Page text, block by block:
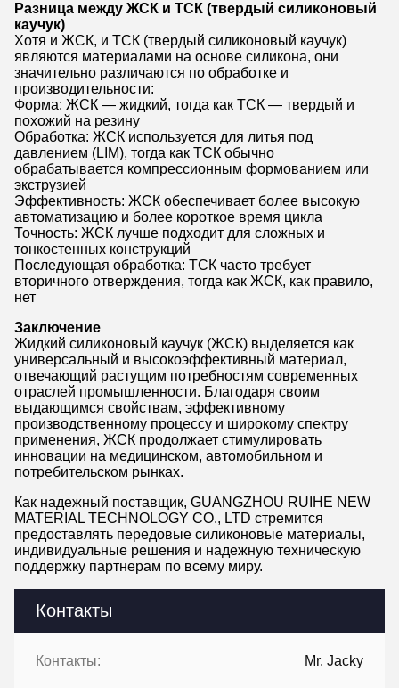
Контакты
Контакты: Mr. Jacky
Разница между ЖСК и ТСК (твердый силиконовый
каучук)
Хотя и ЖСК, и ТСК (твердый силиконовый каучук)
являются материалами на основе силикона, они
значительно различаются по обработке и
производительности:
Форма: ЖСК — жидкий, тогда как ТСК — твердый и
похожий на резину
Обработка: ЖСК используется для литья под
давлением (LIM), тогда как ТСК обычно
обрабатывается компрессионным формованием или
экструзией
Эффективность: ЖСК обеспечивает более высокую
автоматизацию и более короткое время цикла
Точность: ЖСК лучше подходит для сложных и
тонкостенных конструкций
Последующая обработка: ТСК часто требует
вторичного отверждения, тогда как ЖСК, как правило,
нет
Заключение
Жидкий силиконовый каучук (ЖСК) выделяется как
универсальный и высокоэффективный материал,
отвечающий растущим потребностям современных
отраслей промышленности. Благодаря своим
выдающимся свойствам, эффективному
производственному процессу и широкому спектру
применения, ЖСК продолжает стимулировать
инновации на медицинском, автомобильном и
потребительском рынках.
Как надежный поставщик, GUANGZHOU RUIHE NEW
MATERIAL TECHNOLOGY CO., LTD стремится
предоставлять передовые силиконовые материалы,
индивидуальные решения и надежную техническую
поддержку партнерам по всему миру.